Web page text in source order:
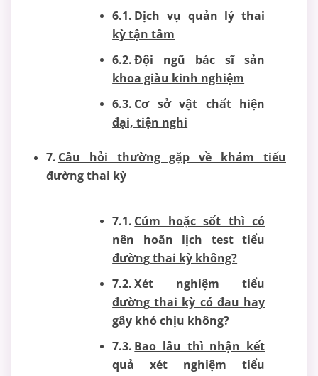
Dịch vụ quản lý thai
kỳ tận tâm
Đội ngũ bác sĩ sản
khoa giàu kinh nghiệm
Cơ sở vật chất hiện
đại, tiện nghi
Câu hỏi thường gặp về khám tiểu
đường thai kỳ
Cúm hoặc sốt thì có
nên hoãn lịch test tiểu
đường thai kỳ không?
Xét nghiệm tiểu
đường thai kỳ có đau hay
gây khó chịu không?
Bao lâu thì nhận kết
quả xét nghiệm tiểu